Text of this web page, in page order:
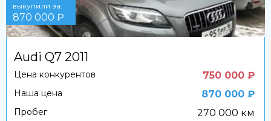
выкупили за:
870 000 ₽
Audi Q7 2011
Цена конкурентов 750 000 ₽
Наша цена 870 000 ₽
Пробег 270 000 км